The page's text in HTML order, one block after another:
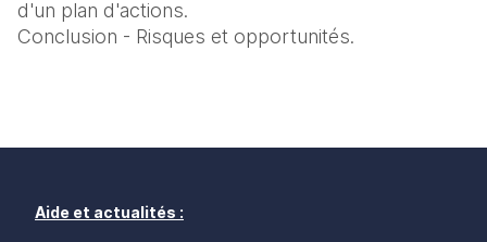
d'un plan d'actions.
Conclusion - Risques et opportunités.
Aide et actualités :